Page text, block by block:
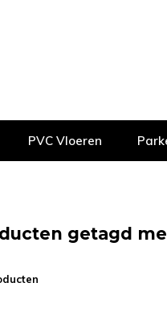
PVC Vloeren
getagd